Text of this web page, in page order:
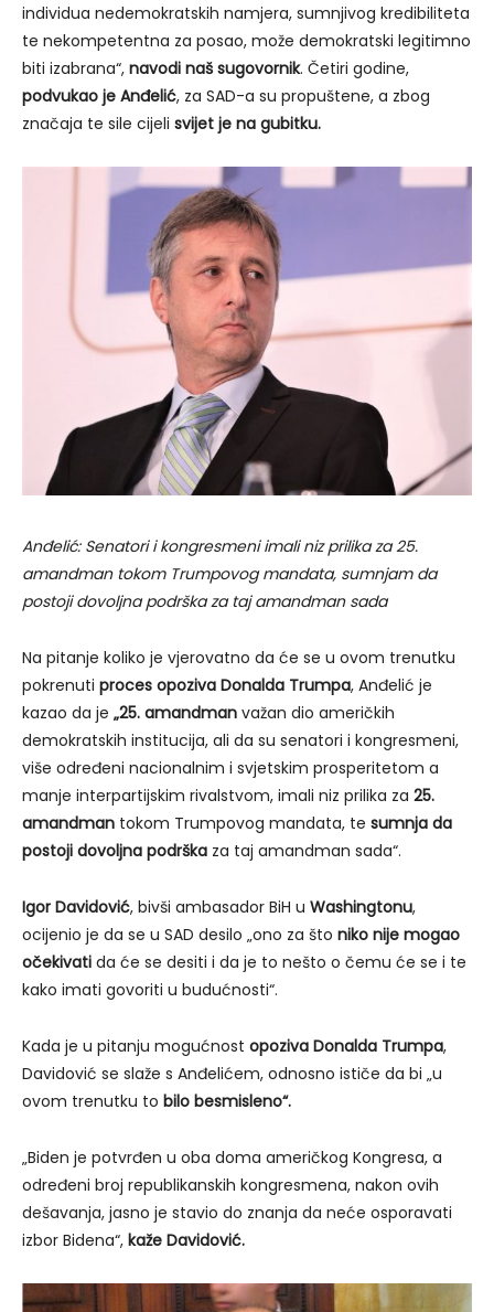
individua nedemokratskih namjera, sumnjivog kredibiliteta
te nekompetentna za posao, može demokratski legitimno
biti izabrana“, navodi naš sugovornik. Četiri godine,
podvukao je Anđelić, za SAD-a su propuštene, a zbog
značaja te sile cijeli svijet je na gubitku.
Anđelić: Senatori i kongresmeni imali niz prilika za 25.
amandman tokom Trumpovog mandata, sumnjam da
postoji dovoljna podrška za taj amandman sada
Na pitanje koliko je vjerovatno da će se u ovom trenutku
pokrenuti proces opoziva Donalda Trumpa, Anđelić je
kazao da je „25. amandman važan dio američkih
demokratskih institucija, ali da su senatori i kongresmeni,
više određeni nacionalnim i svjetskim prosperitetom a
manje interpartijskim rivalstvom, imali niz prilika za 25.
amandman tokom Trumpovog mandata, te sumnja da
postoji dovoljna podrška za taj amandman sada“.
Igor Davidović, bivši ambasador BiH u Washingtonu,
ocijenio je da se u SAD desilo „ono za što niko nije mogao
očekivati da će se desiti i da je to nešto o čemu će se i te
kako imati govoriti u budućnosti“.
Kada je u pitanju mogućnost opoziva Donalda Trumpa,
Davidović se slaže s Anđelićem, odnosno ističe da bi „u
ovom trenutku to bilo besmisleno“.
„Biden je potvrđen u oba doma američkog Kongresa, a
određeni broj republikanskih kongresmena, nakon ovih
dešavanja, jasno je stavio do znanja da neće osporavati
izbor Bidena“, kaže Davidović.